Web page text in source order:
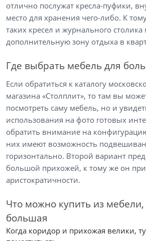
отлично послужат кресла-пуфики,
место для хранения чего-либо. К
таких кресел и журнального
дополнительную зону отдыха в
Где выбрать мебель для
Если обратиться к каталогу
магазина «Столплит», то там вы
посмотреть саму мебель, но и
использования на фото готовых
обратить внимание на
них имеют возможность
горизонтально. Второй вариант
большой прихожей, к тому же он
аристократичности.
Что можно купить из
большая
Когда коридор и прихожая велики,